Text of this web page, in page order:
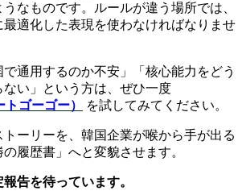
なものです。ルールが違う場所では、
適化した表現を使わなければなりませ
で通用するのか不安」「核心能力をどう
い」という方は、ぜひ一度
ゴーゴー）
を試してみてください。
ーリーを、韓国企業が喉から手が出る
履歴書」へと変貌させます。
告を待っています。